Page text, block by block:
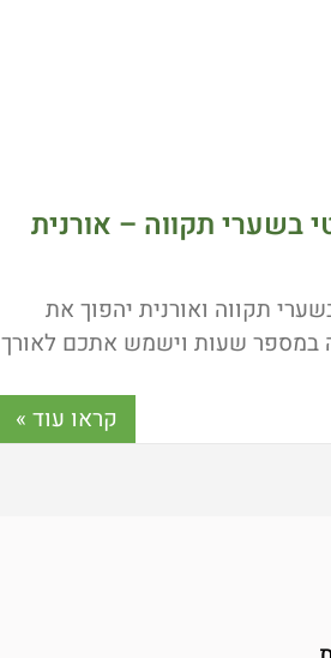
בשערי תקווה – אורנית
תקווה ואורנית יהפוך את
במספר שעות וישמש אתכם לאורך
היכן רוכשים דשא סינטטיקראו עוד »